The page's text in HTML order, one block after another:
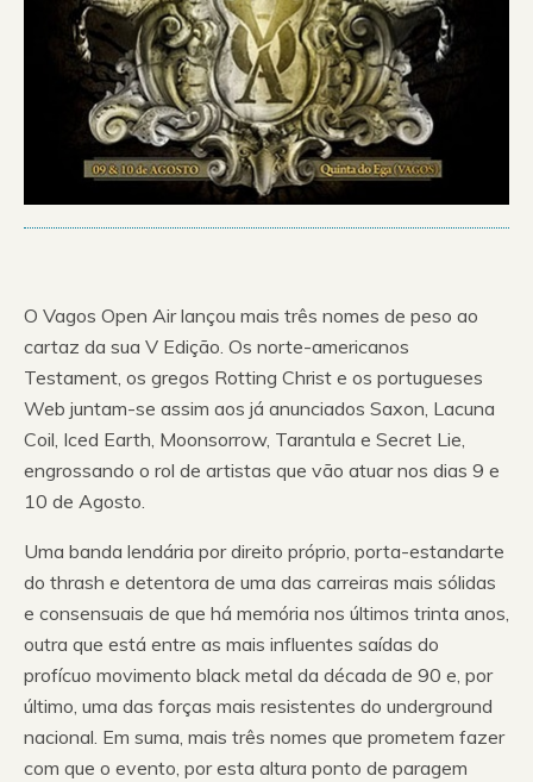
O Vagos Open Air lançou mais três nomes de peso ao
cartaz da sua V Edição. Os norte-americanos
Testament, os gregos Rotting Christ e os portugueses
Web juntam-se assim aos já anunciados Saxon, Lacuna
Coil, Iced Earth, Moonsorrow, Tarantula e Secret Lie,
engrossando o rol de artistas que vão atuar nos dias 9 e
10 de Agosto.
Uma banda lendária por direito próprio, porta-estandarte
do thrash e detentora de uma das carreiras mais sólidas
e consensuais de que há memória nos últimos trinta anos,
outra que está entre as mais influentes saídas do
profícuo movimento black metal da década de 90 e, por
último, uma das forças mais resistentes do underground
nacional. Em suma, mais três nomes que prometem fazer
com que o evento, por esta altura ponto de paragem